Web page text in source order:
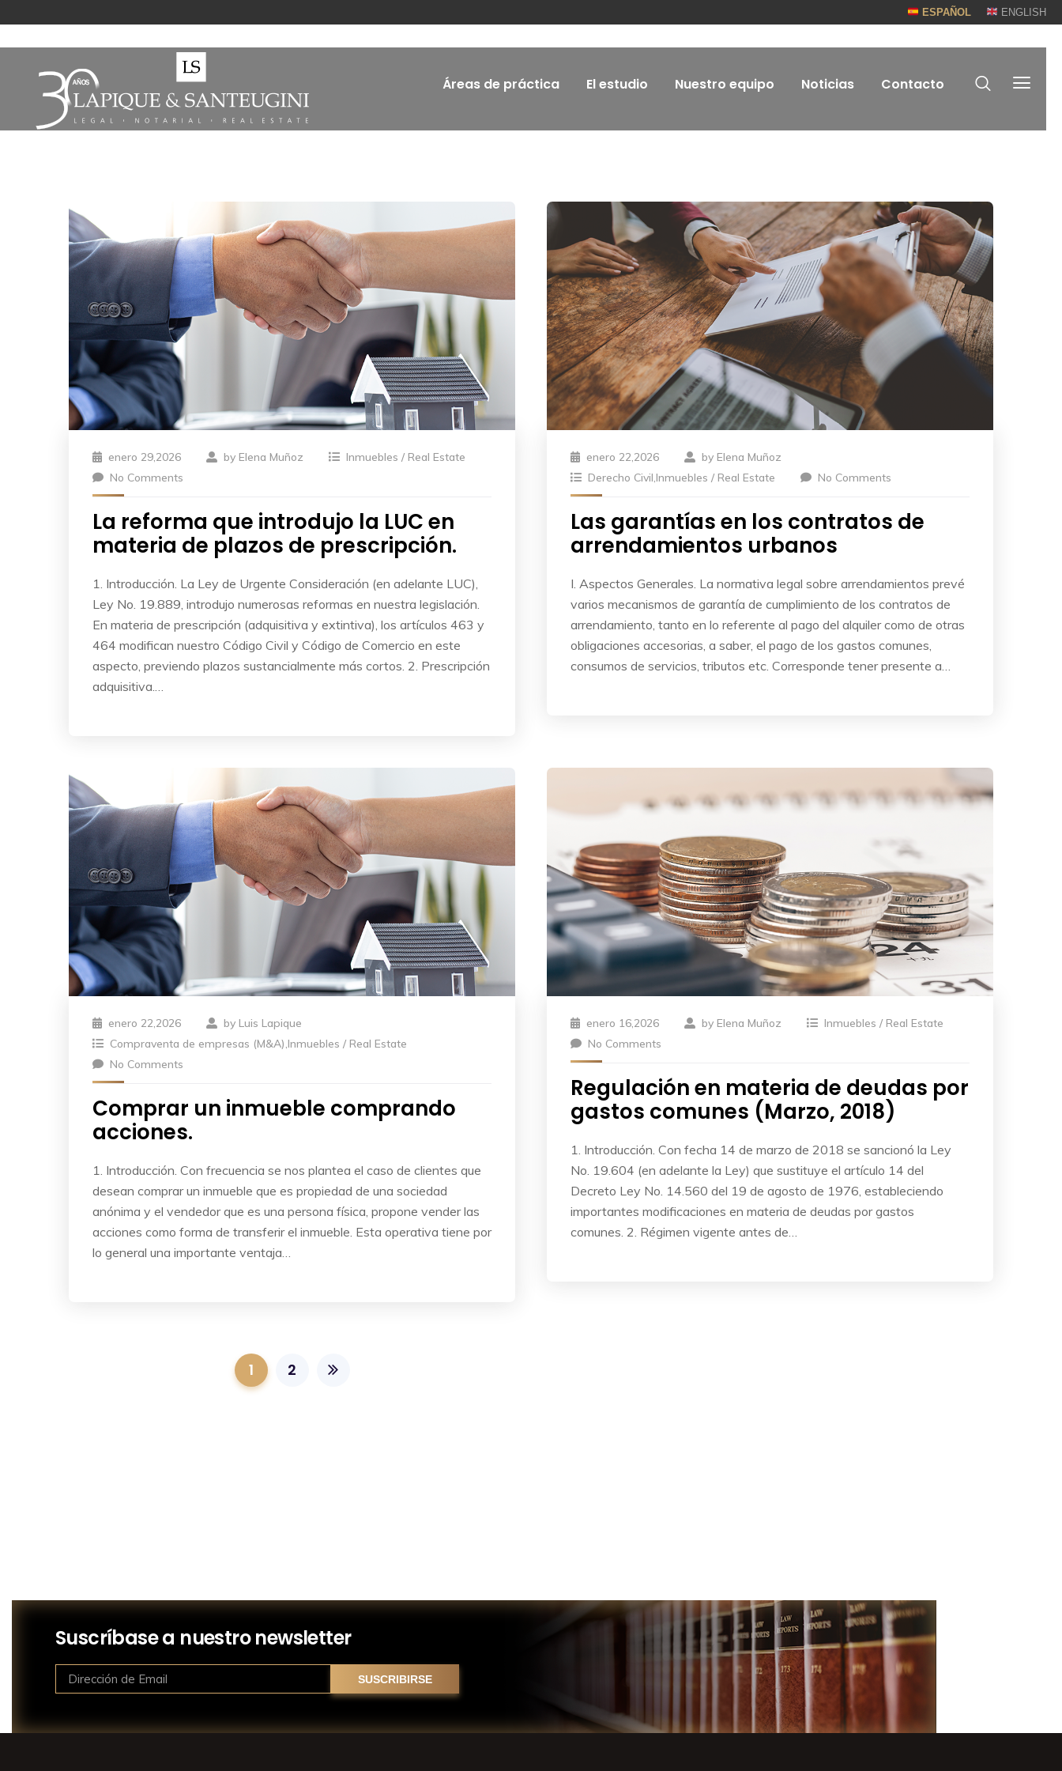
ESPAÑOL ENGLISH
Áreas de práctica El estudio Nuestro equipo Noticias Contacto
enero 29,2026 by Elena Muñoz
Inmuebles / Real Estate
No Comments
La reforma que introdujo la LUC en
materia de plazos de prescripción.
1. Introducción. La Ley de Urgente Consideración (en adelante LUC),
Ley No. 19.889, introdujo numerosas reformas en nuestra legislación.
En materia de prescripción (adquisitiva y extintiva), los artículos 463 y
464 modifican nuestro Código Civil y Código de Comercio en este
aspecto, previendo plazos sustancialmente más cortos. 2. Prescripción
adquisitiva.…
enero 22,2026 by Elena Muñoz
Derecho Civil,Inmuebles / Real Estate No Comments
Las garantías en los contratos de
arrendamientos urbanos
I. Aspectos Generales. La normativa legal sobre arrendamientos prevé
varios mecanismos de garantía de cumplimiento de los contratos de
arrendamiento, tanto en lo referente al pago del alquiler como de otras
obligaciones accesorias, a saber, el pago de los gastos comunes,
consumos de servicios, tributos etc. Corresponde tener presente a…
enero 22,2026 by Luis Lapique
Compraventa de empresas (M&A) Inmuebles / Real Estate
No Comments
Comprar un inmueble comprando
acciones.
1. Introducción. Con frecuencia se nos plantea el caso de clientes que
desean comprar un inmueble que es propiedad de una sociedad
anónima y el vendedor que es una persona física, propone vender las
acciones como forma de transferir el inmueble. Esta operativa tiene por
lo general una importante ventaja…
enero 16,2026 by Elena Muñoz
Inmuebles / Real Estate
No Comments
Regulación en materia de deudas por
gastos comunes (Marzo, 2018)
1. Introducción. Con fecha 14 de marzo de 2018 se sancionó la Ley
No. 19.604 (en adelante la Ley) que sustituye el artículo 14 del
Decreto Ley No. 14.560 del 19 de agosto de 1976, estableciendo
importantes modificaciones en materia de deudas por gastos
comunes. 2. Régimen vigente antes de…
1 2
Suscríbase a nuestro newsletter